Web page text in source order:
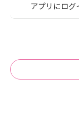
アプリにログ